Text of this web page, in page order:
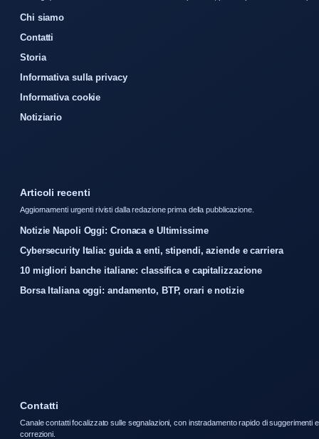
Chi siamo
Contatti
Storia
Informativa sulla privacy
Informativa cookie
Notiziario
Articoli recenti
Aggiornamenti urgenti rivisti dalla redazione prima della pubblicazione.
Notizie Napoli Oggi: Cronaca e Ultimissime
Cybersecurity Italia: guida a enti, stipendi, aziende e carriera
10 migliori banche italiane: classifica e capitalizzazione
Borsa Italiana oggi: andamento, BTP, orari e notizie
Contatti
Canale contatti focalizzato sulle segnalazioni, con instradamento rapido di suggerimenti e
correzioni.